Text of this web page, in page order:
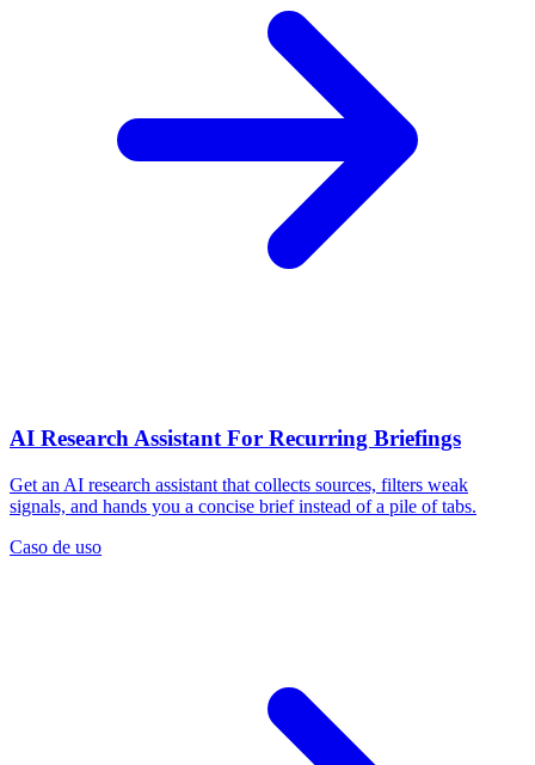
AI Research Assistant For Recurring Briefings
Get an AI research assistant that collects sources, filters weak
signals, and hands you a concise brief instead of a pile of tabs.
Caso de uso